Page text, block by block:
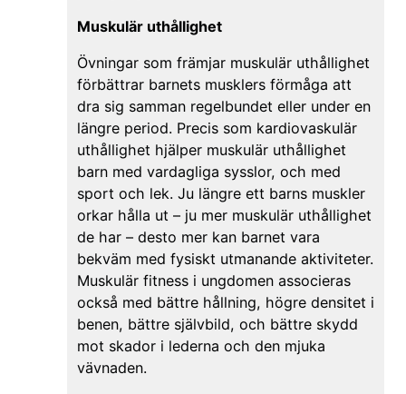
Muskulär uthållighet
Övningar som främjar muskulär uthållighet
förbättrar barnets musklers förmåga att
dra sig samman regelbundet eller under en
längre period. Precis som kardiovaskulär
uthållighet hjälper muskulär uthållighet
barn med vardagliga sysslor, och med
sport och lek. Ju längre ett barns muskler
orkar hålla ut – ju mer muskulär uthållighet
de har – desto mer kan barnet vara
bekväm med fysiskt utmanande aktiviteter.
Muskulär fitness i ungdomen associeras
också med bättre hållning, högre densitet i
benen, bättre självbild, och bättre skydd
mot skador i lederna och den mjuka
vävnaden.